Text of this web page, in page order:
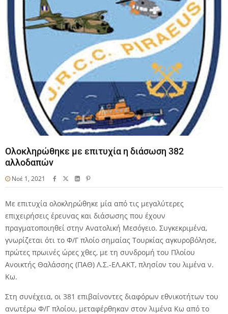
Ολοκληρώθηκε με επιτυχία η διάσωση 382
αλλοδαπών
Νοέ 1, 2021
Με επιτυχία ολοκληρώθηκε μία από τις μεγαλύτερες
επιχειρήσεις έρευνας και διάσωσης που έχουν
πραγματοποιηθεί στην Ανατολική Μεσόγειο. Συγκεκριμένα,
γνωρίζεται ότι το Φ/Γ πλοίο σημαίας Τουρκίας αγκυροβόλησε,
πρώτες πρωινές ώρες χθες, με τη συνδρομή του Πλοίου
Ανοικτής Θαλάσσης (ΠΑΘ) Λ.Σ.-ΕΛ.ΑΚΤ, πλησίον του λιμένα ν.
Κω.
Στη συνέχεια, οι 381 επιβαίνοντες διαφόρων εθνικοτήτων του
ανωτέρω Φ/Γ πλοίου, μεταφέρθηκαν στον λιμένα Κω από το